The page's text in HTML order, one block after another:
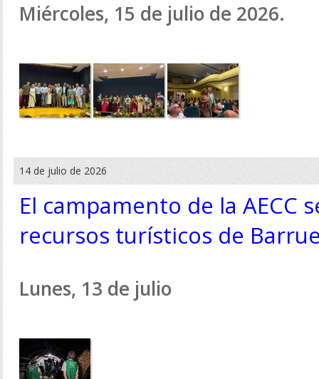
Miércoles, 15 de julio de 2026.
14 de julio de 2026
El campamento de la AECC
recursos turísticos de
Lunes, 13 de julio